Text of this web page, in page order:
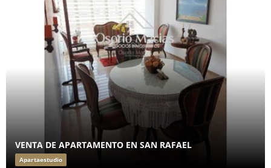
VENTA DE APARTAMENTO EN SAN RAFAEL
Apartaestudio